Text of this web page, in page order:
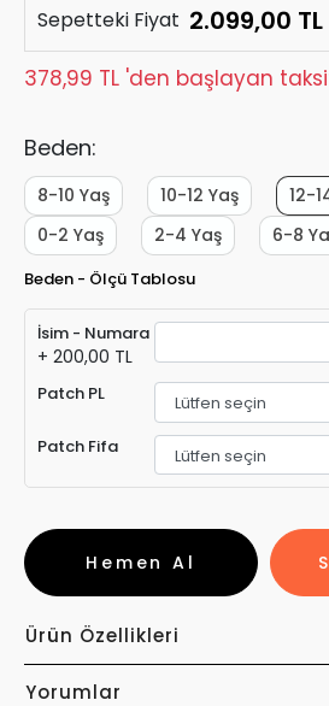
Sepetteki Fiyat 2.099,00 TL
378,99 TL 'den başlayan
Beden:
12-
10-12 Yaş
8-10 Yaş
6-8
2-4 Yaş
0-2 Yaş
Beden - Ölçü Tablosu
İsim - Numara
+ 200,00 TL
Patch PL
Patch Fifa
Hemen Al
Ürün Özellikleri
Yorumlar